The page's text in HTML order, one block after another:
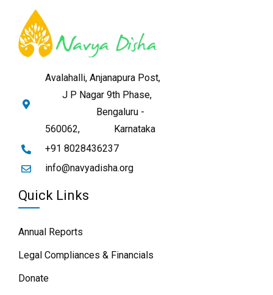
Avalahalli, Anjanapura Post,
J P Nagar 9th Phase,
Bengaluru -
560062,
Karnataka
+91 8028436237
info@navyadisha.org
Quick Links
Annual Reports
Legal Compliances & Financials
Donate